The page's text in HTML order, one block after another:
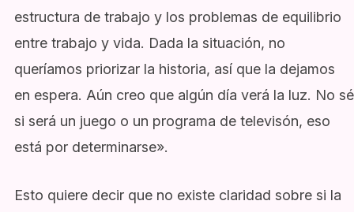
estructura de trabajo y los problemas de equilibrio
entre trabajo y vida. Dada la situación, no
queríamos priorizar la historia, así que la dejamos
en espera. Aún creo que algún día verá la luz. No sé
si será un juego o un programa de televisón, eso
está por determinarse».
Esto quiere decir que no existe claridad sobre si la